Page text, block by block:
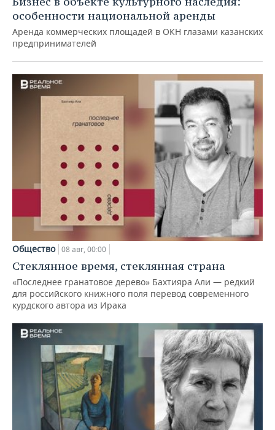
особенности национальной аренды
Аренда коммерческих площадей в ОКН глазами казанских
предпринимателей
Общество 08 авг, 00:00
Стеклянное время, стеклянная страна
«Последнее гранатовое дерево» Бахтияра Али — редкий
для российского книжного поля перевод современного
курдского автора из Ирака